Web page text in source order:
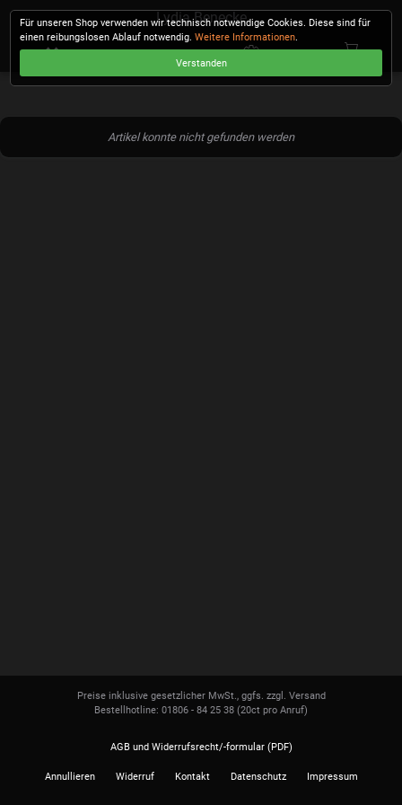
Lydia Benecke
Artikel konnte nicht gefunden werden
Für unseren Shop verwenden wir technisch notwendige Cookies. Diese sind für
einen reibungslosen Ablauf notwendig.Weitere Informationen.
Verstanden
Preise inklusive gesetzlicher MwSt., ggfs. zzgl. Versand
Bestellhotline: 01806 - 84 25 38 (20ct pro Anruf)
AGB und Widerrufsrecht/-formular (PDF)
Annullieren Widerruf Kontakt Datenschutz Impressum